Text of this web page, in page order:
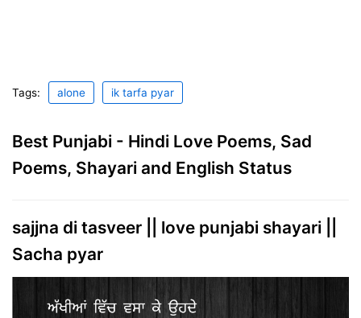
Tags: alone ik tarfa pyar
Best Punjabi - Hindi Love Poems, Sad
Poems, Shayari and English Status
sajjna di tasveer || love punjabi shayari ||
Sacha pyar